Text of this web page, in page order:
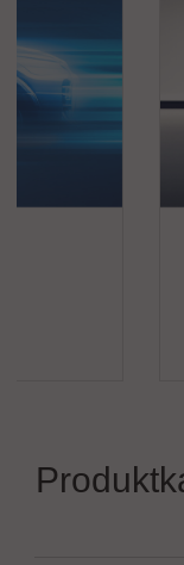
Volvo Car
Hej,
Sie